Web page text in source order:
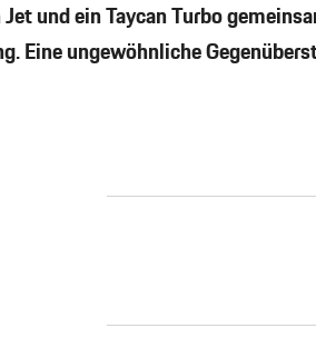
und ein Taycan Turbo
Eine ungewöhnliche